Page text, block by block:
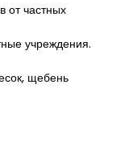
от частных
учреждения.
щебень